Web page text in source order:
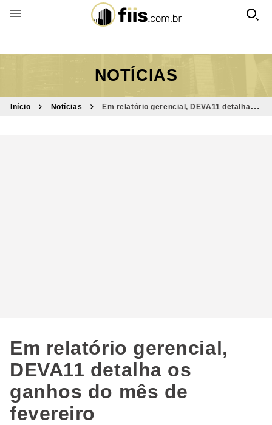
BUSCAR POR FUNDO
NOTÍCIAS
Início Notícias
Em relatório gerencial, DEVA11 detalha os
Em relatório gerencial,
DEVA11 detalha os
ganhos do mês de
fevereiro